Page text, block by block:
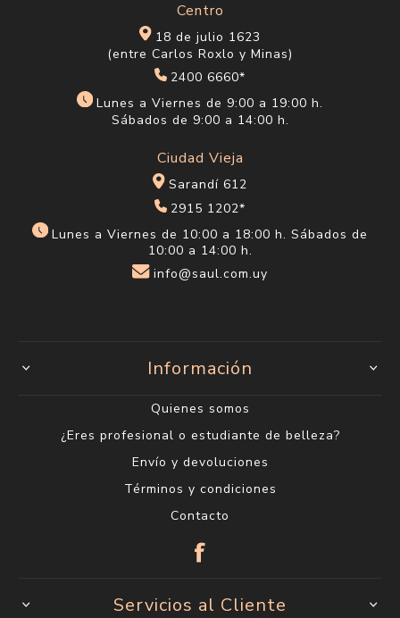
Centro
18 de julio 1623
(entre Carlos Roxlo y Minas)
2400 6660*
Lunes a Viernes de 9:00 a 19:00 h.
Sábados de 9:00 a 14:00 h.
Ciudad Vieja
Sarandí 612
2915 1202*
Lunes a Viernes de 10:00 a 18:00 h. Sábados de
10:00 a 14:00 h.
info@saul.com.uy
Información
Quienes somos
¿Eres profesional o estudiante de belleza?
Envío y devoluciones
Términos y condiciones
Contacto
Servicios al Cliente